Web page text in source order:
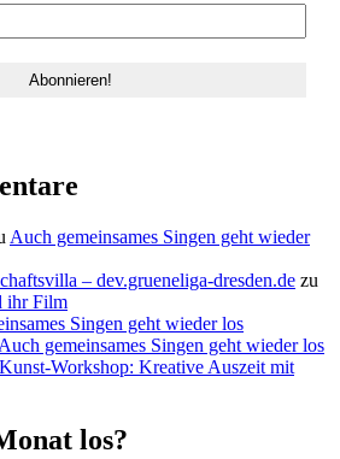
Auch gemeinsames Singen geht wieder
– dev.grueneliga-dresden.de zu
ihr Film
Singen geht wieder los
Auch gemeinsames Singen geht wieder los
Workshop: Kreative Auszeit mit
los?